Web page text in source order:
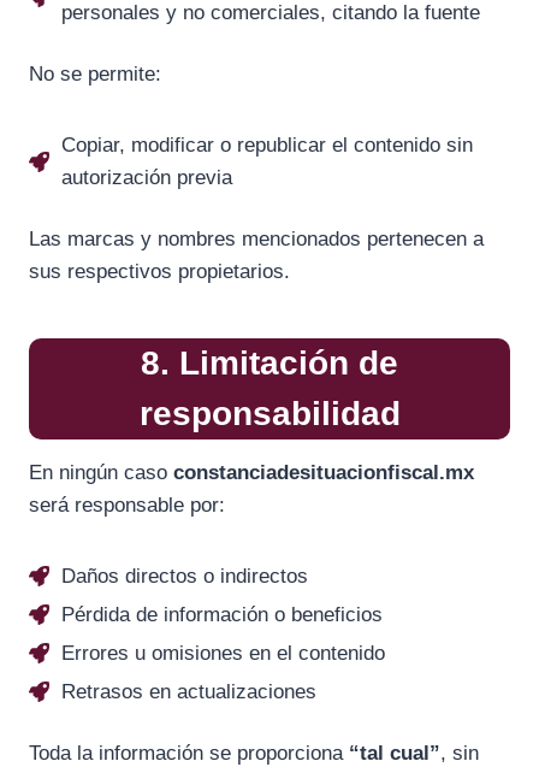
personales y no comerciales, citando la fuente
No se permite:
Copiar, modificar o republicar el contenido sin
autorización previa
Las marcas y nombres mencionados pertenecen a
sus respectivos propietarios.
8. Limitación de
responsabilidad
En ningún caso constanciadesituacionfiscal.mx
será responsable por:
Daños directos o indirectos
Pérdida de información o beneficios
Errores u omisiones en el contenido
Retrasos en actualizaciones
Toda la información se proporciona “tal cual”, sin